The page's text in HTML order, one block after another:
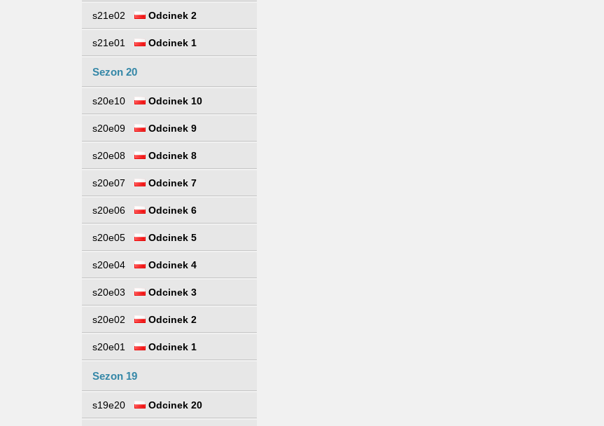
s21e02 Odcinek 2
s21e01 Odcinek 1
Sezon 20
s20e10 Odcinek 10
s20e09 Odcinek 9
s20e08 Odcinek 8
s20e07 Odcinek 7
s20e06 Odcinek 6
s20e05 Odcinek 5
s20e04 Odcinek 4
s20e03 Odcinek 3
s20e02 Odcinek 2
s20e01 Odcinek 1
Sezon 19
s19e20 Odcinek 20